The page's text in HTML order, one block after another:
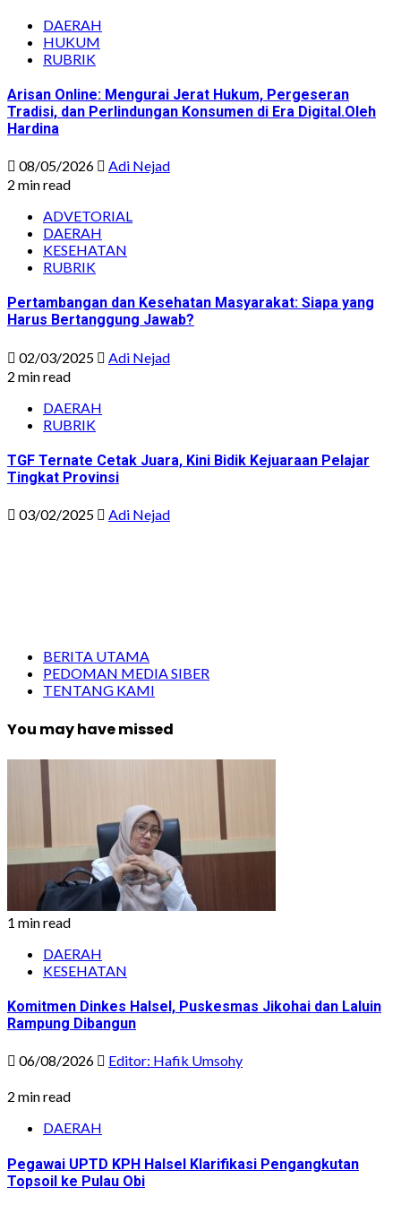
DAERAH
HUKUM
RUBRIK
Arisan Online: Mengurai Jerat Hukum, Pergeseran
Tradisi, dan Perlindungan Konsumen di Era Digital.Oleh
Hardina
08/05/2026
Adi Nejad
2 min read
ADVETORIAL
DAERAH
KESEHATAN
RUBRIK
Pertambangan dan Kesehatan Masyarakat: Siapa yang
Harus Bertanggung Jawab?
02/03/2025
Adi Nejad
2 min read
DAERAH
RUBRIK
TGF Ternate Cetak Juara, Kini Bidik Kejuaraan Pelajar
Tingkat Provinsi
03/02/2025 Adi Nejad
BERITA UTAMA
PEDOMAN MEDIA SIBER
TENTANG KAMI
You may have missed
1 min read
DAERAH
KESEHATAN
Komitmen Dinkes Halsel, Puskesmas Jikohai dan Laluin
Rampung Dibangun
06/08/2026 Editor: Hafik Umsohy
2 min read
DAERAH
Pegawai UPTD KPH Halsel Klarifikasi Pengangkutan
Topsoil ke Pulau Obi